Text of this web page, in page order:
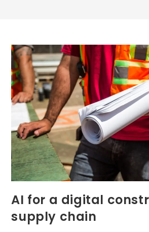
AI for a digital
supply chain